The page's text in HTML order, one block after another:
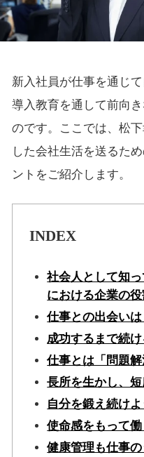
新入社員が仕事を通じ
導入教育を通して前向
のです。ここでは、松
した会社生活を送るた
ントをご紹介します。
INDEX
社会人として知
における企業の役
仕事との出会い
成功するまで続け
仕事とは「問題
長所を生かし、短
自分を鍛え続けよ
使命感をもって働
健康管理も仕事